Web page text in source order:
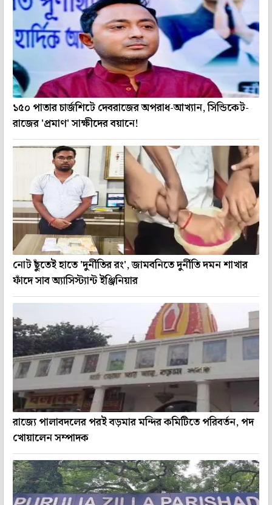
১৫০ পাতার চার্জশিটে দেবরাজের অপরাধ-আখ্যান, সিন্ডিকেট-
রাজের 'প্রমাণ' সাক্ষীদের বয়ানে!
নোট ছুঁতেই হাতে 'দুর্নীতির রং', জামবনিতে দুর্নীতি দমন শাখার
ফাঁদে সাব অ্যাসিস্ট্যান্ট ইঞ্জিনিয়ার
রাজ্যে পালাবদলের পরই বড়মার মন্দির কমিটিতে পরিবর্তন, পদ
খোয়ালেন সম্পাদক